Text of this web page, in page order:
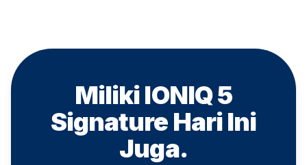
Miliki IONIQ 5
Signature Hari Ini
Juga.